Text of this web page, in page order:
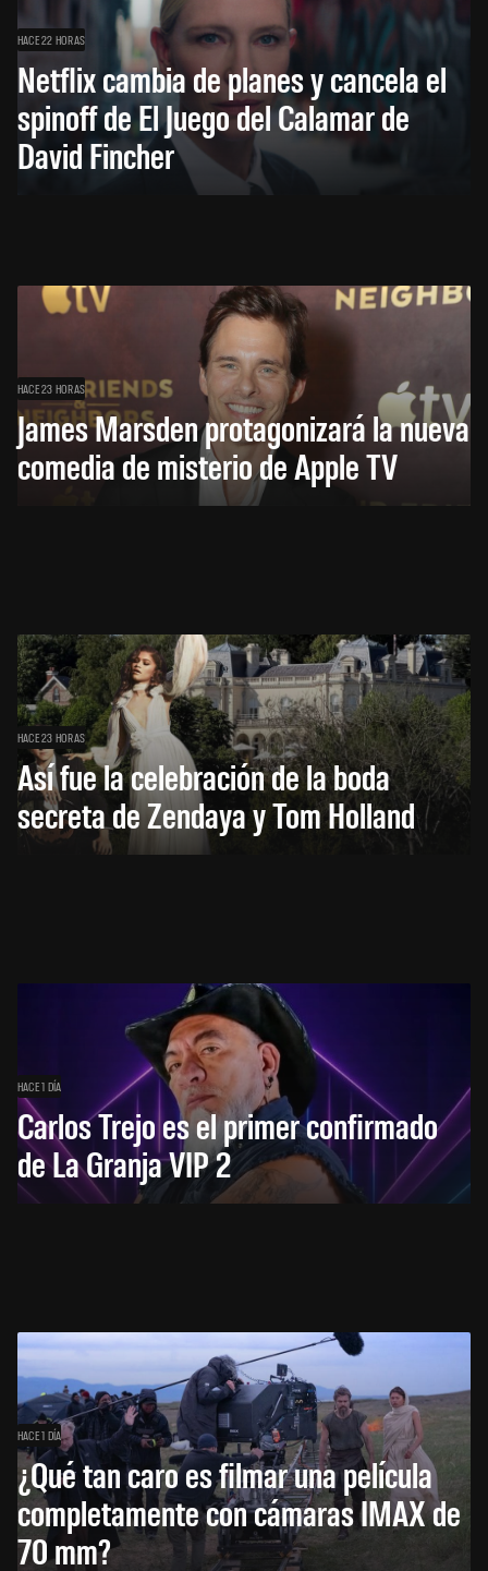
HACE 22 HORAS
Netflix cambia de planes y cancela el
spinoff de El Juego del Calamar de
David Fincher
HACE 23 HORAS
James Marsden protagonizará la nueva
comedia de misterio de Apple TV
HACE 23 HORAS
Así fue la celebración de la boda
secreta de Zendaya y Tom Holland
HACE 1 DÍA
Carlos Trejo es el primer confirmado
de La Granja VIP 2
HACE 1 DÍA
¿Qué tan caro es filmar una película
completamente con cámaras IMAX de
70 mm?